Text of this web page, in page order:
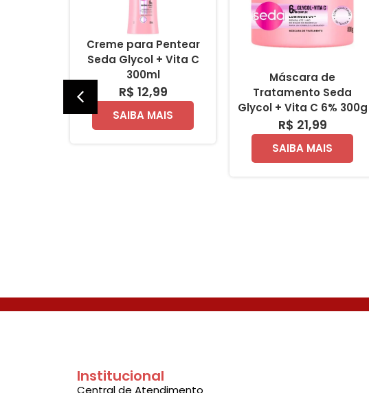
Creme para Pentear
Seda Glycol + Vita C
300ml
R$ 12,99
SAIBA MAIS
Máscara de
Tratamento Seda
Glycol + Vita C 6% 300g
R$ 21,99
SAIBA MAIS
Institucional
Central de Atendimento